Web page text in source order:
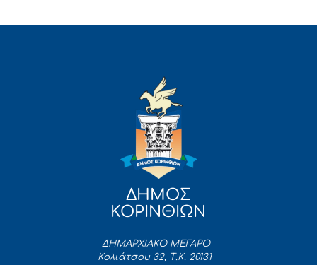
ΔΗΜΟΣ
ΚΟΡΙΝΘΙΩΝ
ΔΗΜΑΡΧΙΑΚΟ ΜΕΓΑΡΟ
Κολιάτσου 32, Τ.Κ. 20131